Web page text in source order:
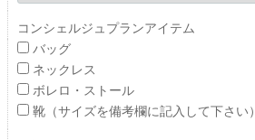
コンシェルジュプランアイテム
バッグ
ネックレス
ボレロ・ストール
靴（サイズを備考欄に記入して下さい）